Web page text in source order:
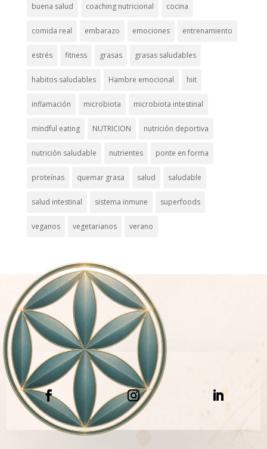
buena salud coaching nutricional cocina
comida real embarazo emociones entrenamiento
estrés fitness grasas grasas saludables
habitos saludables Hambre emocional hiit
inflamación microbiota microbiota intestinal
mindful eating NUTRICION nutrición deportiva
nutrición saludable nutrientes ponte en forma
proteínas quemar grasa salud saludable
salud intestinal sistema inmune superfoods
veganos vegetarianos verano